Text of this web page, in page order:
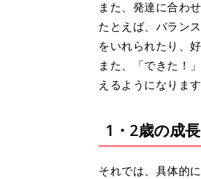
また、発達に合わ
たとえば、バラン
をいれられたり、
また、「できた！
えるようになります
1・2歳の成
それでは、具体的